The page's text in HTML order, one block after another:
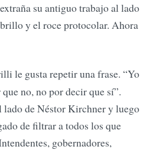
su antiguo trabajo al lado
y el roce protocolar. Ahora
le gusta repetir una frase. “Yo
no, no por decir que sí”.
lado de Néstor Kirchner y luego
de filtrar a todos los que
gobernadores,